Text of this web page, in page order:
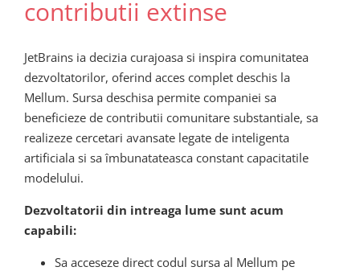
contributii extinse
JetBrains ia decizia curajoasa si inspira comunitatea
dezvoltatorilor, oferind acces complet deschis la
Mellum. Sursa deschisa permite companiei sa
beneficieze de contributii comunitare substantiale, sa
realizeze cercetari avansate legate de inteligenta
artificiala si sa îmbunatateasca constant capacitatile
modelului.
Dezvoltatorii din intreaga lume sunt acum
capabili:
Sa acceseze direct codul sursa al Mellum pe